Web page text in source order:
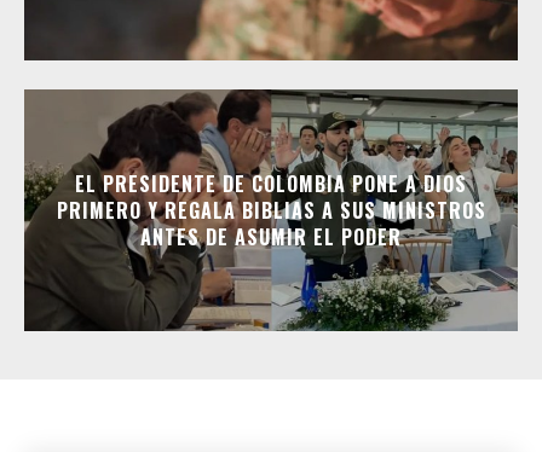
EL PRESIDENTE DE COLOMBIA PONE A DIOS
PRIMERO Y REGALA BIBLIAS A SUS MINISTROS
ANTES DE ASUMIR EL PODER